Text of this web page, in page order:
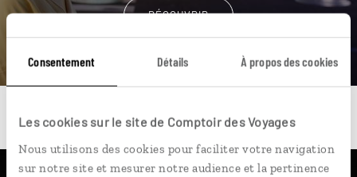
Consentement Détails À propos des cookies
Les cookies sur le site de Comptoir des Voyages
Nous utilisons des cookies pour faciliter votre navigation
sur notre site et mesurer notre audience et la pertinence
DÉCOUVRIR